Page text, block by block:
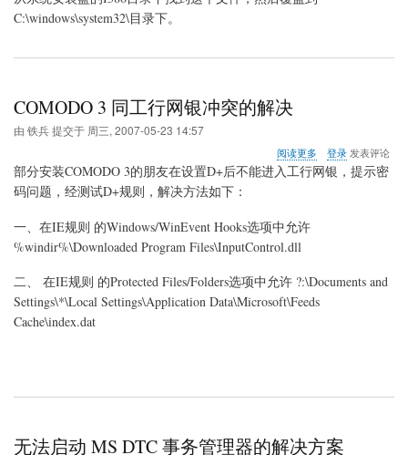
C:\windows\system32\目录下。
COMODO 3 同工行网银冲突的解决
由 铁兵提交于 周三, 2007-05-23 14:57
阅读更多
于
COMODO
冲
突
登录发表评论
部分安装COMODO 3的朋友在设置D+后不能进入工行网银，提示密
码问题，经测试D+规则，解决方法如下：
一、在IE规则 的Windows/WinEvent Hooks选项中允许
%windir%\Downloaded Program Files\InputControl.dll
二、 在IE规则 的Protected Files/Folders选项中允许 ?:\Documents and
Settings\*\Local Settings\Application Data\Microsoft\Feeds
Cache\index.dat
无法启动 MS DTC 事务管理器的解决方案